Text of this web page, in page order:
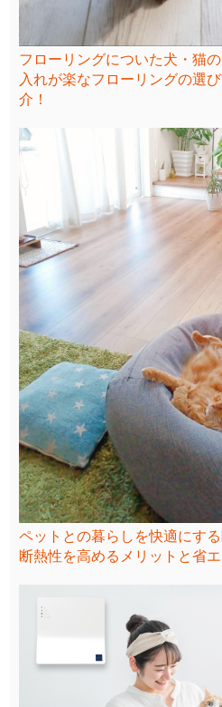
フローリングについた犬・猫
入れが楽なフローリングの選
介！
ペットとの暮らしを快適にす
断熱性を高めるメリットと省